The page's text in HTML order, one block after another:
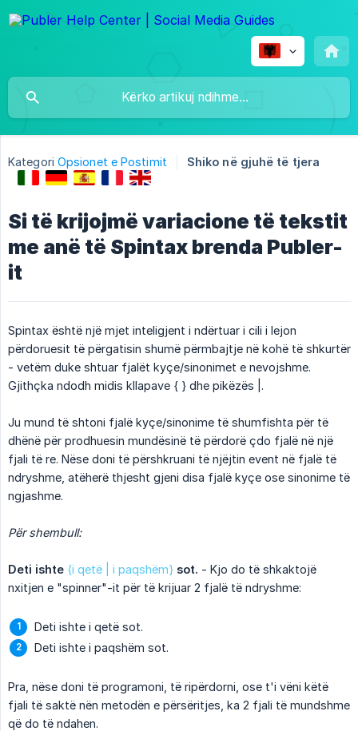
Kategori Opsionet e Postimit Shiko në gjuhë të tjera
Si të krijojmë variacione të tekstit
me anë të Spintax brenda Publer-
it
Spintax është një mjet inteligjent i ndërtuar i cili i lejon
përdoruesit të përgatisin shumë përmbajtje në kohë të shkurtër
- vetëm duke shtuar fjalët kyçe/sinonimet e nevojshme.
Gjithçka ndodh midis kllapave { } dhe pikëzës |.
Ju mund të shtoni fjalë kyçe/sinonime të shumfishta për të
dhënë për prodhuesin mundësinë të përdorë çdo fjalë në një
fjali të re. Nëse doni të përshkruani të njëjtin event në fjalë të
ndryshme, atëherë thjesht gjeni disa fjalë kyçe ose sinonime të
ngjashme.
Për shembull:
Deti ishte {i qetë | i paqshëm} sot. - Kjo do të shkaktojë
nxitjen e "spinner"-it për të krijuar 2 fjalë të ndryshme:
Deti ishte i qetë sot.
Deti ishte i paqshëm sot.
Pra, nëse doni të programoni, të ripërdorni, ose t'i vëni këtë
fjali të saktë nën metodën e përsëritjes, ka 2 fjali të mundshme
që do të ndahen.